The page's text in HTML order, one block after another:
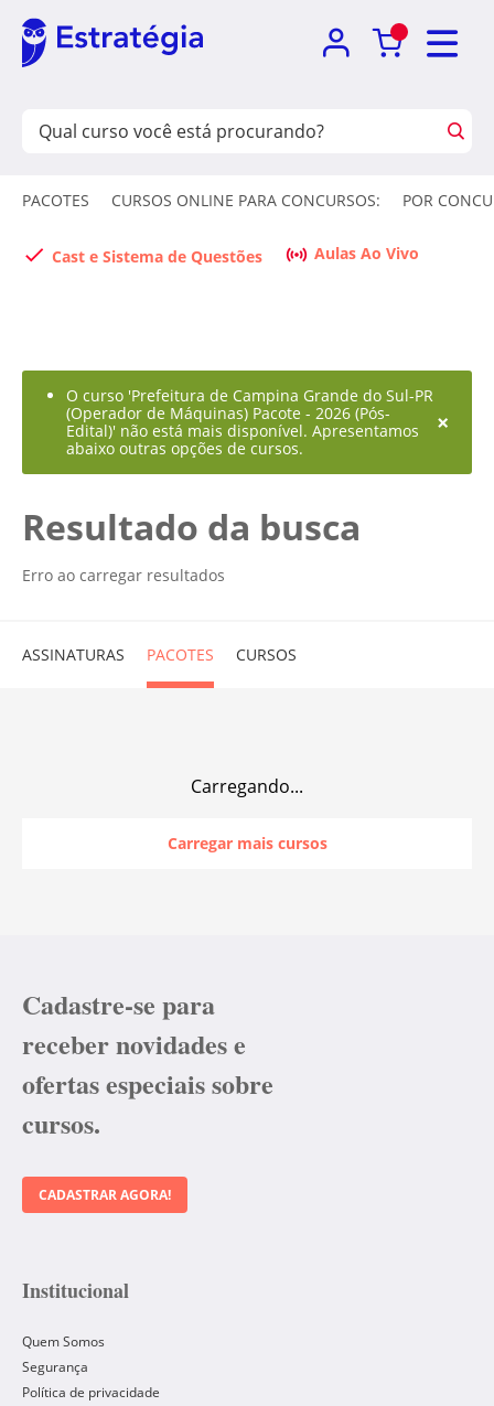
PACOTES CURSOS ONLINE PARA CONCURSOS: POR
Cast e Sistema de Questões Aulas Ao Vivo
O curso 'Prefeitura de Campina Grande do Sul-PR
(Operador de Máquinas) Pacote - 2026 (Pós-
Edital)' não está mais disponível. Apresentamos
abaixo outras opções de cursos.
×
Resultado da busca
Erro ao carregar resultados
ASSINATURAS PACOTES CURSOS
Carregando...
Carregar mais cursos
Cadastre-se para
receber novidades e
ofertas especiais sobre
cursos.
CADASTRAR AGORA!
Institucional
Quem Somos
Segurança
Política de privacidade